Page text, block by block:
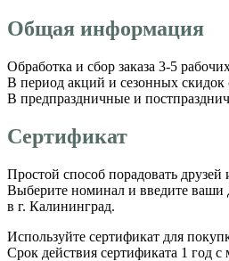
Общая информация
Обработка и сбор заказа 3-5
В период акций и сезонных скидок
В предпраздничные и
Сертификат
Простой способ порадовать друзей
Выберите номинал и введите ваши
в г. Калининград.
Используйте сертификат для
Срок действия сертификата 1 год